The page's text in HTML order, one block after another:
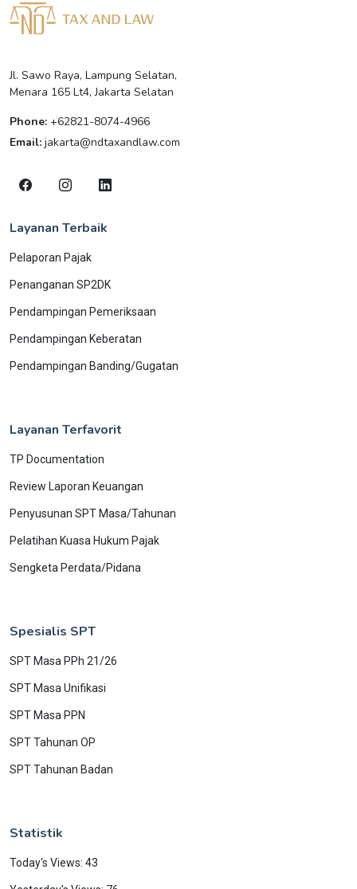
Jl. Sawo Raya, Lampung Selatan,
Menara 165 Lt4, Jakarta Selatan
Phone: +62821-8074-4966
Email: jakarta@ndtaxandlaw.com
Layanan Terbaik
Pelaporan Pajak
Penanganan SP2DK
Pendampingan Pemeriksaan
Pendampingan Keberatan
Pendampingan Banding/Gugatan
Layanan Terfavorit
TP Documentation
Review Laporan Keuangan
Penyusunan SPT Masa/Tahunan
Pelatihan Kuasa Hukum Pajak
Sengketa Perdata/Pidana
Spesialis SPT
SPT Masa PPh 21/26
SPT Masa Unifikasi
SPT Masa PPN
SPT Tahunan OP
SPT Tahunan Badan
Statistik
Today's Views: 43